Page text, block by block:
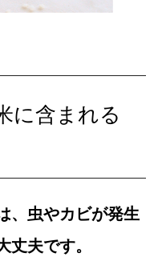
に含まれる
、虫やカビが発生
夫です。